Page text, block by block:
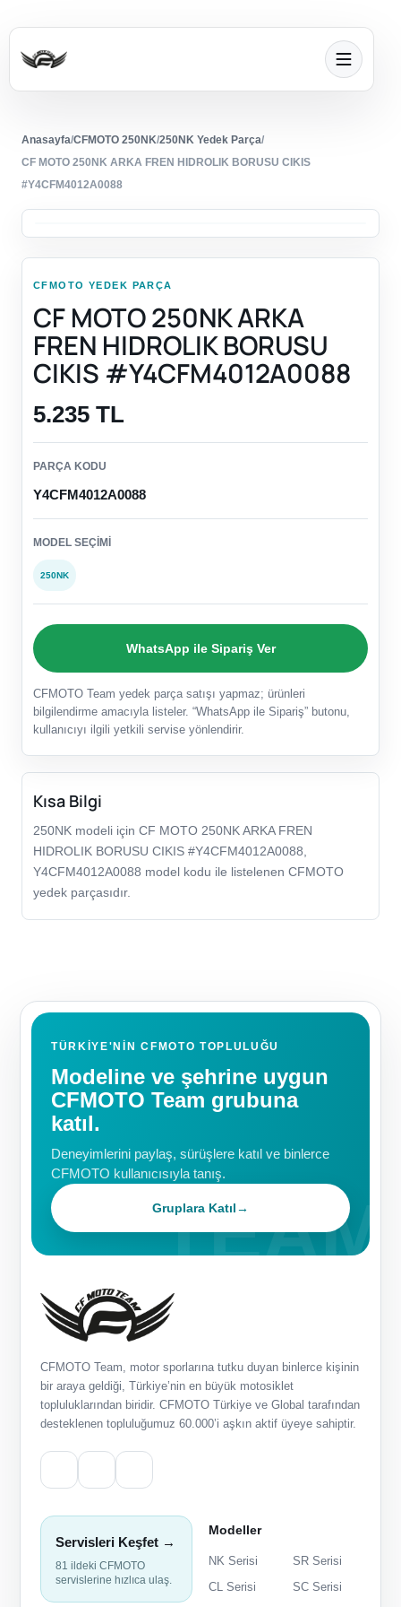
Anasayfa/CFMOTO 250NK/250NK Yedek Parça/
CF MOTO 250NK ARKA FREN HIDROLIK BORUSU CIKIS
#Y4CFM4012A0088
CFMOTO YEDEK PARÇA
CF MOTO 250NK ARKA
FREN HIDROLIK BORUSU
CIKIS #Y4CFM4012A0088
5.235 TL
PARÇA KODU
Y4CFM4012A0088
MODEL SEÇIMI
250NK
WhatsApp ile Sipariş Ver
CFMOTO Team yedek parça satışı yapmaz; ürünleri
bilgilendirme amacıyla listeler. “WhatsApp ile Sipariş” butonu,
kullanıcıyı ilgili yetkili servise yönlendirir.
Kısa Bilgi
250NK modeli için CF MOTO 250NK ARKA FREN
HIDROLIK BORUSU CIKIS #Y4CFM4012A0088,
Y4CFM4012A0088 model kodu ile listelenen CFMOTO
yedek parçasıdır.
TÜRKIYE'NIN CFMOTO TOPLULUĞU
Modeline ve şehrine uygun
CFMOTO Team grubuna
katıl.
Deneyimlerini paylaş, sürüşlere katıl ve binlerce
CFMOTO kullanıcısıyla tanış.
Gruplara Katıl→
CFMOTO Team, motor sporlarına tutku duyan binlerce kişinin
bir araya geldiği, Türkiye’nin en büyük motosiklet
topluluklarından biridir. CFMOTO Türkiye ve Global tarafından
desteklenen topluluğumuz 60.000’i aşkın aktif üyeye sahiptir.
Servisleri Keşfet →
81 ildeki CFMOTO
servislerine hızlıca ulaş.
Modeller
NK Serisi
SR Serisi
CL Serisi
SC Serisi